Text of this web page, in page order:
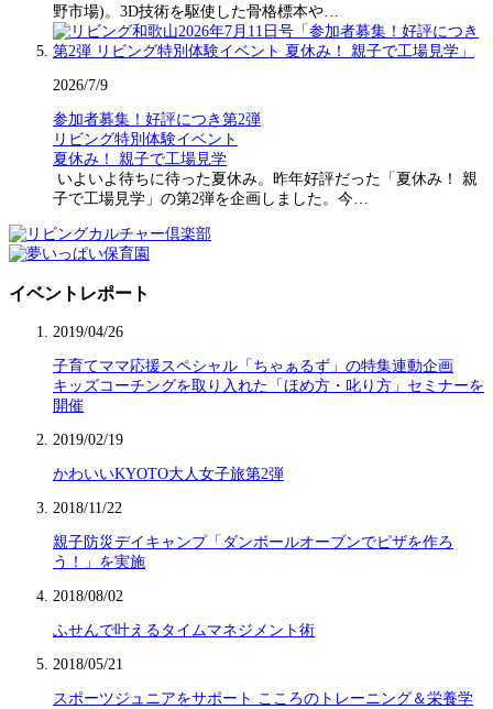
野市場)。3D技術を駆使した骨格標本や…
2026/7/9
参加者募集！好評につき第2弾
リビング特別体験イベント
夏休み！ 親子で工場見学
いよいよ待ちに待った夏休み。昨年好評だった「夏休み！ 親
子で工場見学」の第2弾を企画しました。今…
イベントレポート
2019/04/26
子育てママ応援スペシャル「ちゃぁるず」の特集連動企画
キッズコーチングを取り入れた「ほめ方・叱り方」セミナーを
開催
2019/02/19
かわいいKYOTO大人女子旅第2弾
2018/11/22
親子防災デイキャンプ「ダンボールオーブンでピザを作ろ
う！」を実施
2018/08/02
ふせんで叶えるタイムマネジメント術
2018/05/21
スポーツジュニアをサポート こころのトレーニング＆栄養学